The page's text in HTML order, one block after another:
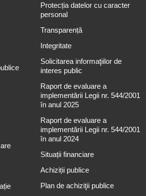
Protecția datelor cu caracter
personal
Transparență
Integritate
Solicitarea informaţiilor de
interes public
Raport de evaluare a
implementării Legii nr. 544/2001
în anul 2025
Raport de evaluare a
implementării Legii nr. 544/2001
în anul 2024
Situații financiare
Achiziții publice
Plan de achiziţii publice